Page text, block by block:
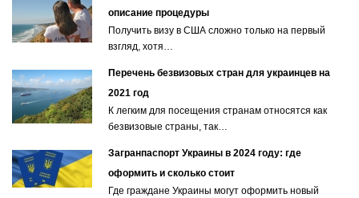
описание процедуры
Получить визу в США сложно только на первый
взгляд, хотя…
Перечень безвизовых стран для украинцев на
2021 год
К легким для посещения странам относятся как
безвизовые страны, так…
Загранпаспорт Украины в 2024 году: где
оформить и сколько стоит
Где граждане Украины могут оформить новый